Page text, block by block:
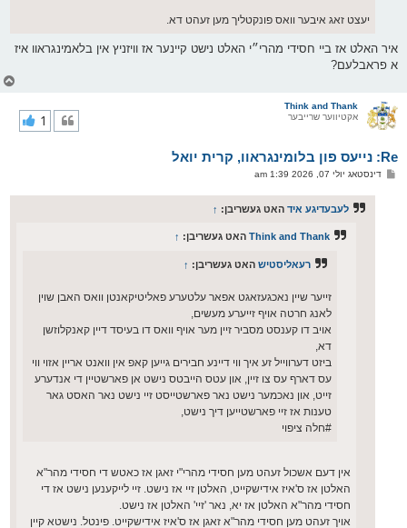
יעצט זאג איבער וואס פונקטליך מען זעהט דא.
איר האלט אז ביי חסידי מהרי״י האלט נישט קיינער אז וויזניץ אין בלאמינגראוו איז
א פראבלעם?
Think and Thank
אקטיווער שרייבער
Re: נייעס פון בלומינגראוו, קרית יואל
1
פדינסטאג יולי 07, 2026 1:39 am
לעבעדיגע איד האט געשריבן: ↑
Think and Thank האט געשריבן: ↑
רעאליסטיש האט געשריבן: ↑
זייער שיין נאכגעזאגט אפאר עלטערע פאליטיקאנטן וואס האבן שוין
לאנג חרטה אויף זייערע מעשים,
אויב דו קענסט מסביר זיין מער אויף וואס דו בעיסד דיין קאנקלוזשן
דא,
ביזט דערווייל זע איך ווי דיינע חבירים גייען קאפ אין וואנט אריין אזוי ווי
עס דארף עס צו זיין, און עטס הייבטס נישט אן פארשטיין די אנדערע
זייט, און נאכמער נישט נאר פארשטייסט זיי נישט נאר האסט גאר
טענות אז זיי פארשטייען דיך נישט,
#חלה ציפוי
אין דעם אשכול זעהט מען חסידי מהרי"י זאגן אז כאטש די חסידי מהר"א
האלטן אז ס'איז אידישקייט, האלטן זיי אז נישט. זיי לייקענען נישט אז די
חסידי מהר"א האלטן אז יא, נאר 'זיי' האלטן אז נישט.
אויך זעהט מען חסידי מהר"א זאגן אז ס'איז אידישקייט. פינטל. נישטא קיין